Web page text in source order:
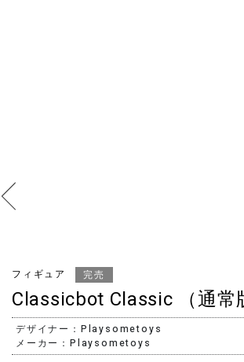
フィギュア 完売
Classicbot Classic （通常
デザイナー：Playsometoys
メーカー：Playsometoys